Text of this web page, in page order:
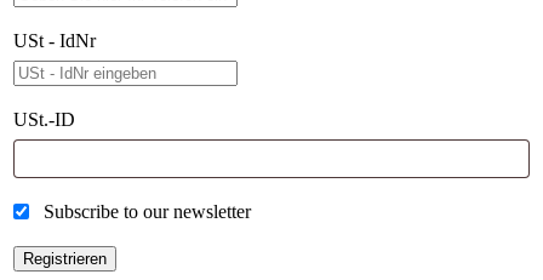
USt - IdNr
USt.-ID
Subscribe to our newsletter
Registrieren